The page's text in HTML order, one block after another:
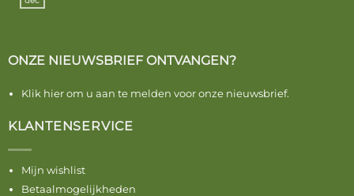
ONZE NIEUWSBRIEF ONTVANGEN?
Klik hier om u aan te melden voor onze nieuwsbrief.
KLANTENSERVICE
Mijn wishlist
Betaalmogelijkheden